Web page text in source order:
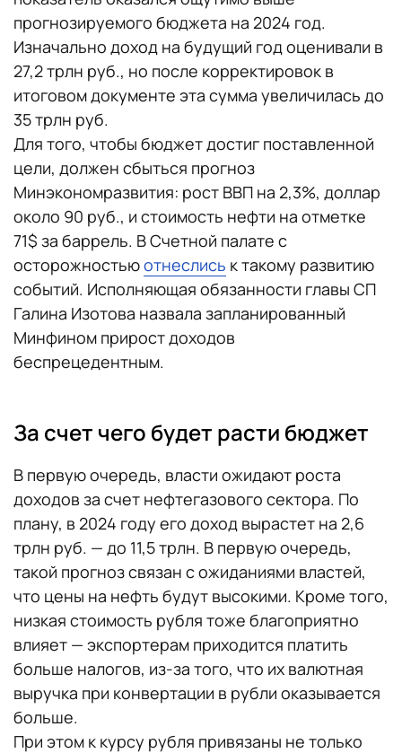
прогнозируемого бюджета на 2024 год.
Изначально доход на будущий год оценивали в
27,2 трлн руб., но после корректировок в
итоговом документе эта сумма увеличилась до
35 трлн руб.
Для того, чтобы бюджет достиг поставленной
цели, должен сбыться прогноз
Минэкономразвития: рост ВВП на 2,3%, доллар
около 90 руб., и стоимость нефти на отметке
71$ за баррель. В Счетной палате с
осторожностьюотнеслись к такому развитию
событий. Исполняющая обязанности главы СП
Галина Изотова назвала запланированный
Минфином прирост доходов
беспрецедентным.
За счет чего будет расти бюджет
В первую очередь, власти ожидают роста
доходов за счет нефтегазового сектора. По
плану, в 2024 году его доход вырастет на 2,6
трлн руб. — до 11,5 трлн. В первую очередь,
такой прогноз связан с ожиданиями властей,
что цены на нефть будут высокими. Кроме того,
низкая стоимость рубля тоже благоприятно
влияет — экспортерам приходится платить
больше налогов, из-за того, что их валютная
выручка при конвертации в рубли оказывается
больше.
При этом к курсу рубля привязаны не только